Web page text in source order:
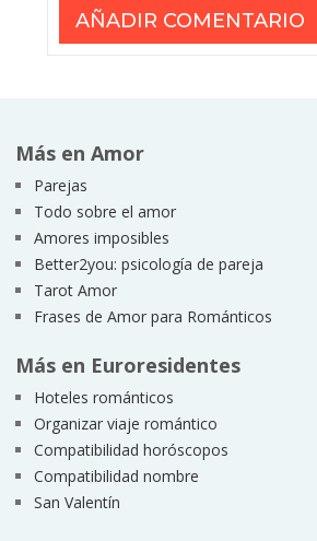
Más en Amor
Parejas
Todo sobre el amor
Amores imposibles
Better2you: psicología de pareja
Tarot Amor
Frases de Amor para Románticos
Más en Euroresidentes
Hoteles románticos
Organizar viaje romántico
Compatibilidad horóscopos
Compatibilidad nombre
San Valentín